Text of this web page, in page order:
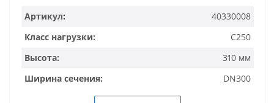
Артикул:
40330008
Класс нагрузки:
C250
Высота:
310 мм
Ширина сечения:
DN300